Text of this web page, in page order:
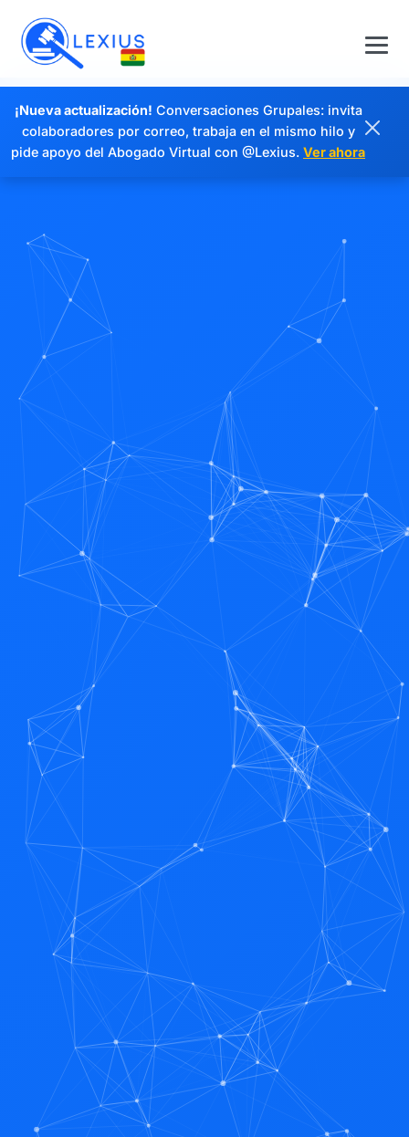
¡Nueva actualización! Conversaciones Grupales: invita
colaboradores por correo, trabaja en el mismo hilo y
pide apoyo del Abogado Virtual con @Lexius. Ver ahora